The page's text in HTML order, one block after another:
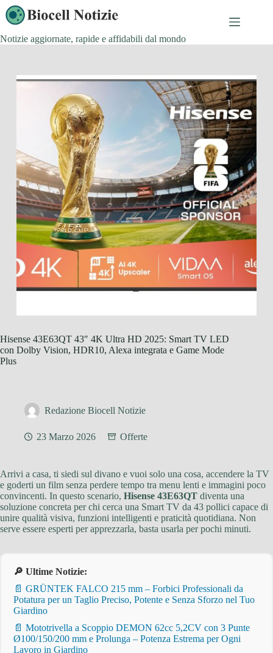
Salta
al
contenuto
Notizie aggiornate, rapide e affidabili dal mondo
Hisense 43E63QT 43″ 4K Ultra HD 2025: Smart TV LED
con Dolby Vision, HDR10, Alexa integrata e Game Mode
Plus
Redazione Biocell Notizie
23 Marzo 2026 Offerte
Arrivi a casa, ti siedi sul divano e vuoi solo una cosa, accendere la TV
e goderti un film senza perdere tempo tra menu lenti e immagini poco
convincenti. In questo scenario, Hisense 43E63QT diventa una
soluzione concreta per chi cerca una Smart TV da 43 pollici capace di
unire qualità visiva, funzioni intelligenti e praticità quotidiana. Non
serve essere esperti per apprezzarla, basta usarla per pochi minuti.
🔎 Ultime Notizie:
📄 GRÜNTEK FALCO 215 mm – Forbici Professionali da
Potatura per un Taglio Preciso, Potente e Senza Sforzo nel Tuo
Giardino
📄 Mototrivella a Scoppio DEMON 62cc 5,2CV con 3 Punte
Ø100/150/200 mm e Prolunga – Potenza Estrema per Ogni
Lavoro in Giardino